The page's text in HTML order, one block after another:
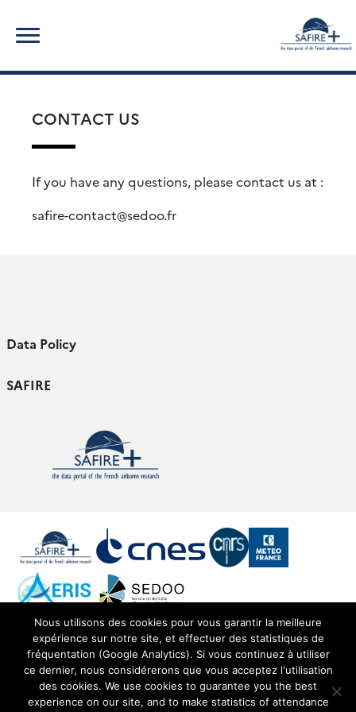
content
CONTACT US
If you have any questions, please contact us at :
safire-contact@sedoo.fr
Data Policy
SAFIRE
© Copyright Safire -SEDOO (Data service OMP)
for:
Nous utilisons des cookies pour vous garantir la meilleure
expérience sur notre site, et effectuer des statistiques de
fréquentation (Google Analytics). Si vous continuez à utiliser
ce dernier, nous considérerons que vous acceptez l'utilisation
des cookies. We use cookies to guarantee you the best
experience on our site, and to make statistics of attendance